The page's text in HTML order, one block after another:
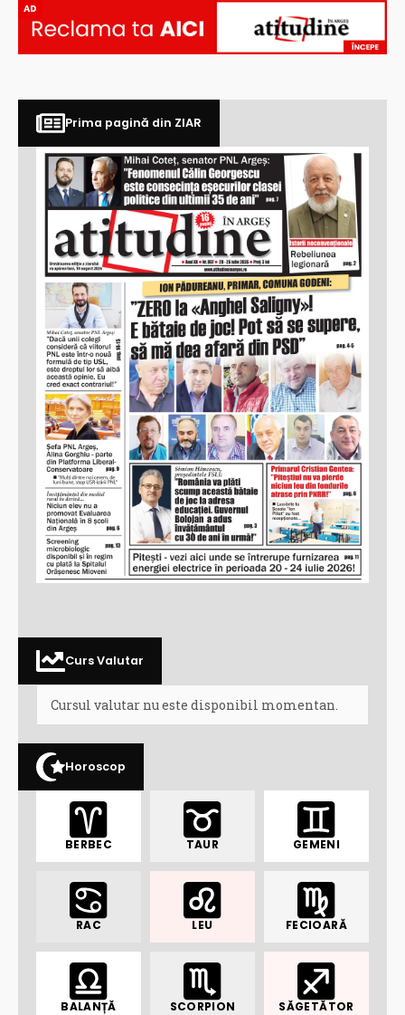
AD
Prima pagină din ZIAR
Curs Valutar
Cursul valutar nu este disponibil momentan.
Horoscop
BERBEC TAUR GEMENI
RAC LEU FECIOARĂ
BALANȚĂ SCORPION SĂGETĂTOR